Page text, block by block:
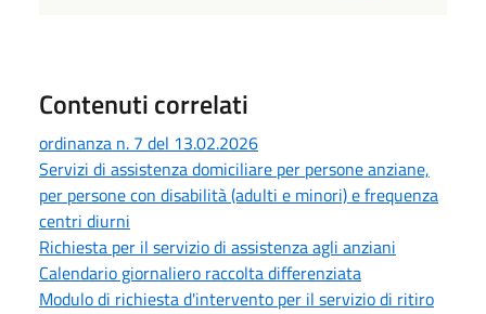
Contenuti correlati
ordinanza n. 7 del 13.02.2026
Servizi di assistenza domiciliare per persone anziane,
per persone con disabilità (adulti e minori) e frequenza
centri diurni
Richiesta per il servizio di assistenza agli anziani
Calendario giornaliero raccolta differenziata
Modulo di richiesta d'intervento per il servizio di ritiro